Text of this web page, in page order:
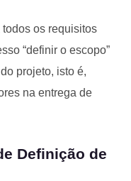
os requisitos
“definir o escopo”
projeto, isto é,
na entrega de
Definição de